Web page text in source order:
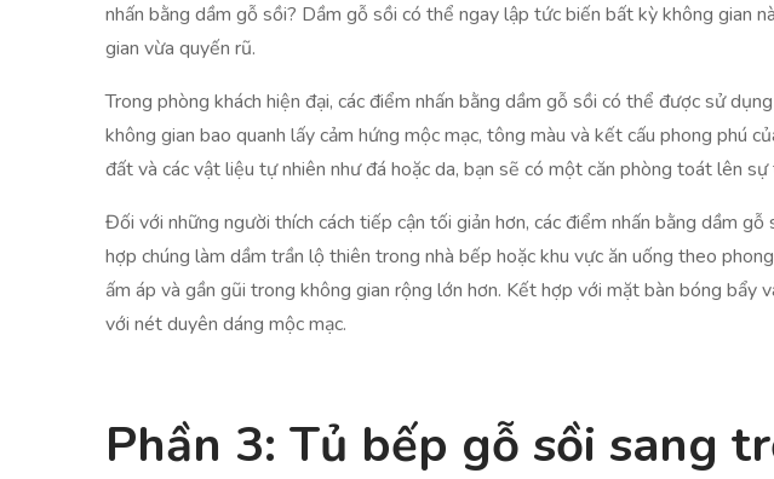
nhấn bằng dầm gỗ sồi? Dầm gỗ sồi có thể ngay lập tức biến bất kỳ không gian
gian vừa quyến rũ.
Trong phòng khách hiện đại, các điểm nhấn bằng dầm gỗ sồi có thể được sử
không gian bao quanh lấy cảm hứng mộc mạc, tông màu và kết cấu phong phú
đất và các vật liệu tự nhiên như đá hoặc da, bạn sẽ có một căn phòng toát lên
Đối với những người thích cách tiếp cận tối giản hơn, các điểm nhấn bằng dầm
hợp chúng làm dầm trần lộ thiên trong nhà bếp hoặc khu vực ăn uống theo
ấm áp và gần gũi trong không gian rộng lớn hơn. Kết hợp với mặt bàn bóng
với nét duyên dáng mộc mạc.
Phần 3: Tủ bếp gỗ sồi sang